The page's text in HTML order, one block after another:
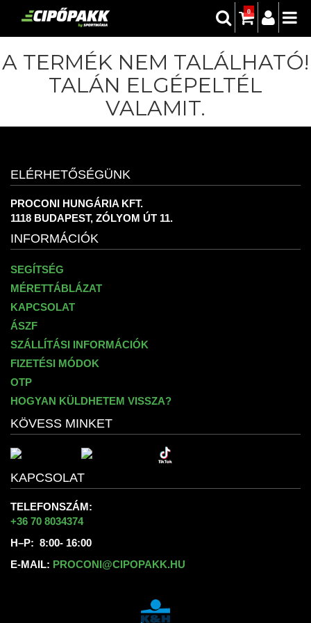
0
A TERMÉK NEM TALÁLHATÓ!
TALÁN ELGÉPELTÉL
VALAMIT.
ELÉRHETŐSÉGÜNK
PROCONI HUNGÁRIA KFT.
1118 BUDAPEST, ZÓLYOM ÚT 11.
INFORMÁCIÓK
SEGÍTSÉG
MÉRETTÁBLÁZAT
KAPCSOLAT
ÁSZF
SZÁLLÍTÁSI INFORMÁCIÓK
FIZETÉSI MÓDOK
OTP
HOGYAN KÜLDHETEM VISSZA?
KÖVESS MINKET
KAPCSOLAT
TELEFONSZÁM:
+36 70 8034374
H–P: 8:00- 16:00
E-MAIL: PROCONI@CIPOPAKK.HU